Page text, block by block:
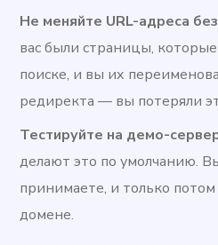
Не меняйте URL-адреса
вас были страницы,
поиске, и вы их
редиректа — вы потеряли
Тестируйте на демо-
делают это по умолчанию.
принимаете, и только
домене.